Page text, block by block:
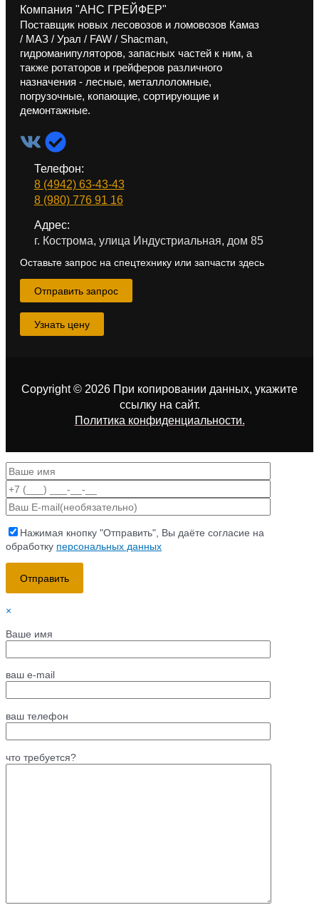
Компания "АНС ГРЕЙФЕР"
Поставщик новых лесовозов и ломовозов Камаз
/ МАЗ / Урал / FAW / Shacman,
гидроманипуляторов, запасных частей к ним, а
также ротаторов и грейферов различного
назначения - лесные, металлоломные,
погрузочные, копающие, сортирующие и
демонтажные.
Телефон:
8 (4942) 63-43-43
8 (980) 776 91 16
Адрес:
г. Кострома, улица Индустриальная, дом 85
Оставьте запрос на спецтехнику или запчасти здесь
Отправить запрос
Узнать цену
Copyright © 2026 При копировании данных, укажите
ссылку на сайт.
Политика конфиденциальности.
Нажимая кнопку "Отправить", Вы даёте согласие на
обработку персональных данных
×
Ваше имя
ваш e-mail
ваш телефон
что требуется?